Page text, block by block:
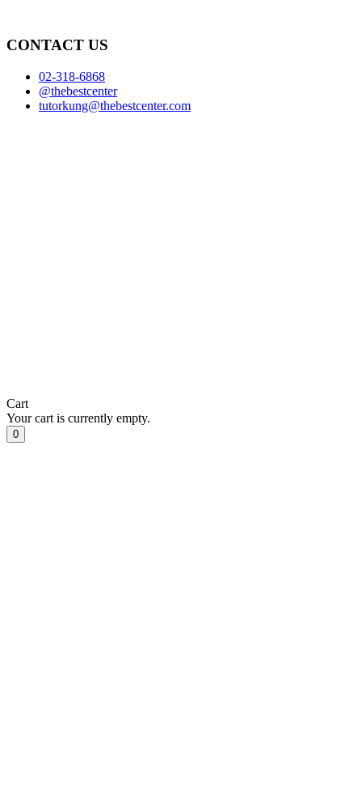
CONTACT US
02-318-6868
@thebestcenter
tutorkung@thebestcenter.com
Cart
Your cart is currently empty.
0